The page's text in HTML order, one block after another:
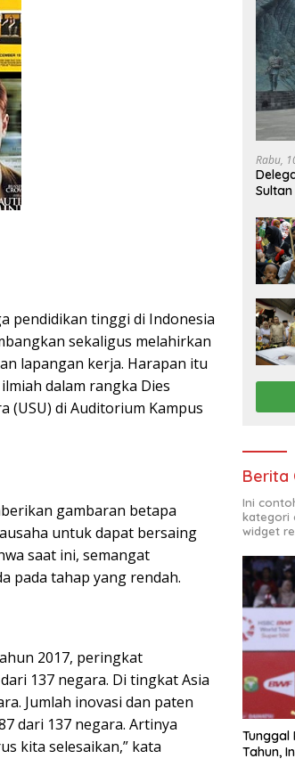
pendidikan tinggi di Indonesia
sekaligus melahirkan
lapangan kerja. Harapan itu
dalam rangka Dies
(USU) di Auditorium Kampus
gambaran betapa
untuk dapat bersaing
saat ini, semangat
pada tahap yang rendah.
2017, peringkat
137 negara. Di tingkat Asia
Jumlah inovasi dan paten
dari 137 negara. Artinya
kita selesaikan,” kata
Rabu,
Berita
Ini
kategori
widget
Tunggal
Tahun,